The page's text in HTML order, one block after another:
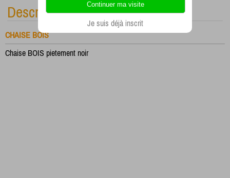
Description
CHAISE BOIS
Chaise BOIS pietement noir
Je suis déjà inscrit